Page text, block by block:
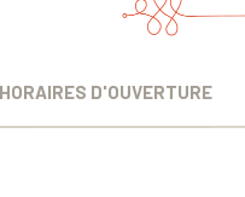
HORAIRES D'OUVERTURE